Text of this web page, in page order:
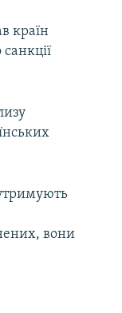
країн
вони